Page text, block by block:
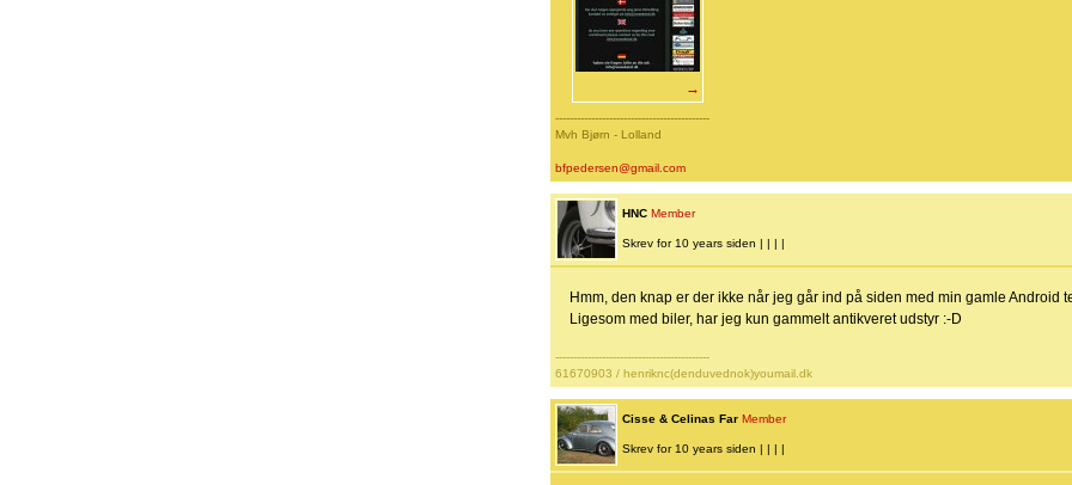
→
-------------------------------------------
Mvh Bjørn - Lolland
bfpedersen@gmail.com
HNC Member
Skrev for 10 years siden | | | |
Hmm, den knap er der ikke når jeg går ind på siden med min gamle Android
Ligesom med biler, har jeg kun gammelt antikveret udstyr :-D
-------------------------------------------
61670903 / henriknc(denduvednok)youmail.dk
Cisse & Celinas Far Member
Skrev for 10 years siden | | | |